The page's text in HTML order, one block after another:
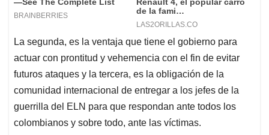
La segunda, es la ventaja que tiene el gobierno para
actuar con prontitud y vehemencia con el fin de evitar
futuros ataques y la tercera, es la obligación de la
comunidad internacional de entregar a los jefes de la
guerrilla del ELN para que respondan ante todos los
colombianos y sobre todo, ante las víctimas.